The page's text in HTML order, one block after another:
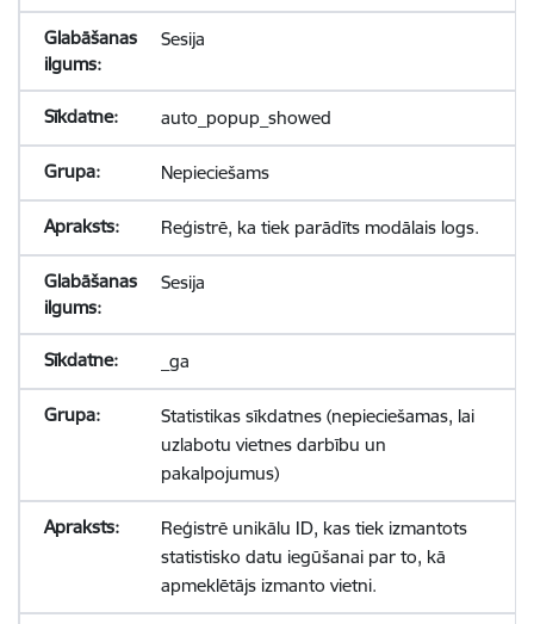
Sesija
auto_popup_showed
Nepieciešams
Reģistrē, ka tiek parādīts modālais logs.
Sesija
_ga
Statistikas sīkdatnes (nepieciešamas, lai
uzlabotu vietnes darbību un
pakalpojumus)
Reģistrē unikālu ID, kas tiek izmantots
statistisko datu iegūšanai par to, kā
apmeklētājs izmanto vietni.